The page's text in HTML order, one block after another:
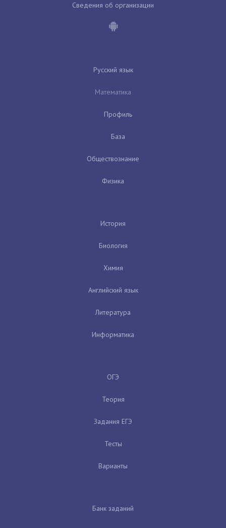
Сведения об организации
Русский язык
Математика
Профиль
База
Обществознание
Физика
История
Биология
Химия
Английский язык
Литература
Информатика
ОГЭ
Теория
Задания ЕГЭ
Тесты
Варианты
Банк заданий